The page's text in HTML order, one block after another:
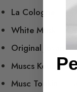
La Cologne
–
White Musk
–
Original Jovan
Muscs Koublaï
Musc Tonkin
–